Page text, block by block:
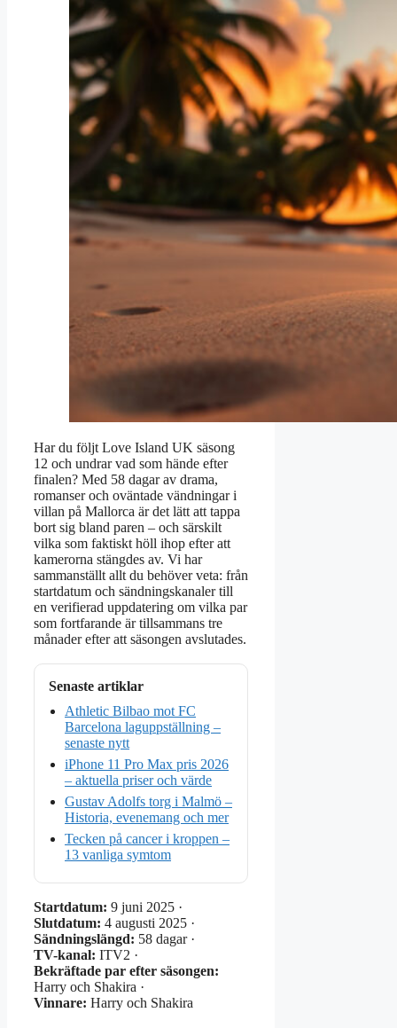
Har du följt Love Island UK säsong
12 och undrar vad som hände efter
finalen? Med 58 dagar av drama,
romanser och oväntade vändningar i
villan på Mallorca är det lätt att tappa
bort sig bland paren – och särskilt
vilka som faktiskt höll ihop efter att
kamerorna stängdes av. Vi har
sammanställt allt du behöver veta: från
startdatum och sändningskanaler till
en verifierad uppdatering om vilka par
som fortfarande är tillsammans tre
månader efter att säsongen avslutades.
Senaste artiklar
Athletic Bilbao mot FC
Barcelona laguppställning –
senaste nytt
iPhone 11 Pro Max pris 2026
– aktuella priser och värde
Gustav Adolfs torg i Malmö –
Historia, evenemang och mer
Tecken på cancer i kroppen –
13 vanliga symtom
Startdatum: 9 juni 2025 ·
Slutdatum: 4 augusti 2025 ·
Sändningslängd: 58 dagar ·
TV-kanal: ITV2 ·
Bekräftade par efter säsongen:
Harry och Shakira ·
Vinnare: Harry och Shakira